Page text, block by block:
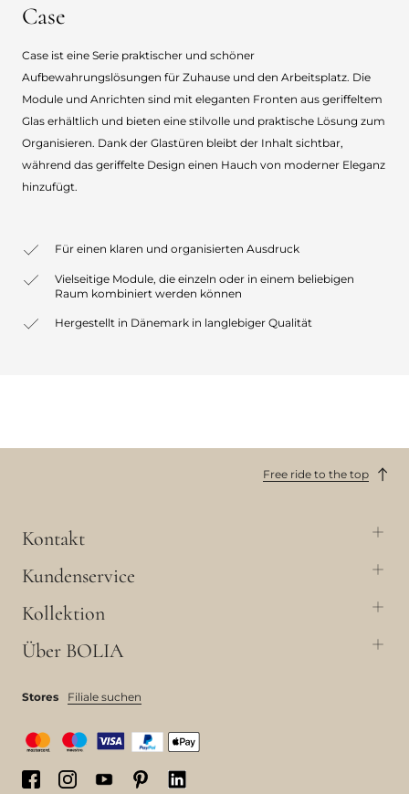
Case
Case ist eine Serie praktischer und schöner
Aufbewahrungslösungen für Zuhause und den Arbeitsplatz. Die
Module und Anrichten sind mit eleganten Fronten aus geriffeltem
Glas erhältlich und bieten eine stilvolle und praktische Lösung zum
Organisieren. Dank der Glastüren bleibt der Inhalt sichtbar,
während das geriffelte Design einen Hauch von moderner Eleganz
hinzufügt.
Für einen klaren und organisierten Ausdruck
Vielseitige Module, die einzeln oder in einem beliebigen
Raum kombiniert werden können
Hergestellt in Dänemark in langlebiger Qualität
Free ride to the top
Kontakt
Kundenservice
Kollektion
Über BOLIA
Stores Filiale suchen